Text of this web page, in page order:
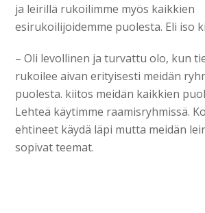
ja leirillä rukoilimme myös kaikkien
esirukoilijoidemme puolesta. Eli iso
– Oli levollinen ja turvattu olo, kun
rukoilee aivan erityisesti meidän
puolesta. kiitos meidän kaikkien
Lehteä käytimme raamisryhmissä.
ehtineet käydä läpi mutta meidän
sopivat teemat.